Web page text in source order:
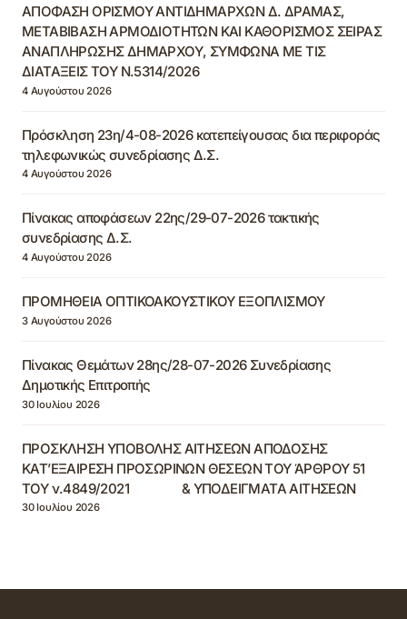
ΑΠΟΦΑΣΗ ΟΡΙΣΜΟΥ ΑΝΤΙΔΗΜΑΡΧΩΝ Δ. ΔΡΑΜΑΣ,
ΜΕΤΑΒΙΒΑΣΗ ΑΡΜΟΔΙΟΤΗΤΩΝ ΚΑΙ ΚΑΘΟΡΙΣΜΟΣ ΣΕΙΡΑΣ
ΑΝΑΠΛΗΡΩΣΗΣ ΔΗΜΑΡΧΟΥ, ΣΥΜΦΩΝΑ ΜΕ ΤΙΣ
ΔΙΑΤΑΞΕΙΣ ΤΟΥ Ν.5314/2026
4 Αυγούστου 2026
Πρόσκληση 23η/4-08-2026 κατεπείγουσας δια περιφοράς
τηλεφωνικώς συνεδρίασης Δ.Σ.
4 Αυγούστου 2026
Πίνακας αποφάσεων 22ης/29-07-2026 τακτικής
συνεδρίασης Δ.Σ.
4 Αυγούστου 2026
ΠΡΟΜΗΘΕΙΑ ΟΠΤΙΚΟΑΚΟΥΣΤΙΚΟΥ ΕΞΟΠΛΙΣΜΟΥ
3 Αυγούστου 2026
Πίνακας Θεμάτων 28ης/28-07-2026 Συνεδρίασης
Δημοτικής Επιτροπής
30 Ιουλίου 2026
ΠΡΟΣΚΛΗΣΗ ΥΠΟΒΟΛΗΣ ΑΙΤΗΣΕΩΝ ΑΠΟΔΟΣΗΣ
ΚΑΤ’ΕΞΑΙΡΕΣΗ ΠΡΟΣΩΡΙΝΩΝ ΘΕΣΕΩΝ ΤΟΥ ΆΡΘΡΟΥ 51
ΤΟΥ ν.4849/2021 & ΥΠΟΔΕΙΓΜΑΤΑ ΑΙΤΗΣΕΩΝ
30 Ιουλίου 2026